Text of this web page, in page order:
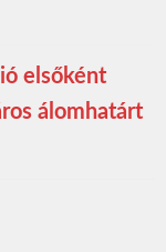
elsőként
álomhatárt